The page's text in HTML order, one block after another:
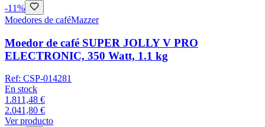
-11%
Moedores de caféMazzer
Moedor de café SUPER JOLLY V PRO
ELECTRONIC, 350 Watt, 1.1 kg
Ref: CSP-014281
En stock
1.811,48 €
2.041,80 €
Ver producto